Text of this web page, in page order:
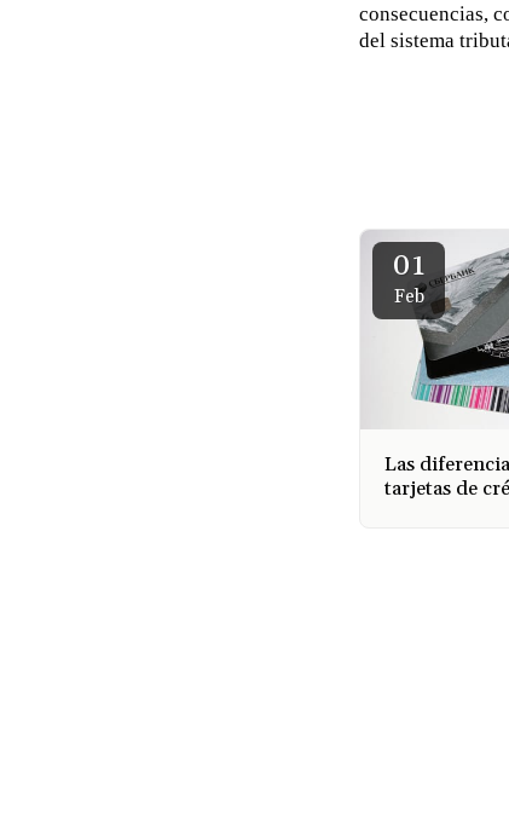
consecuencias,
del sistema
01
Feb
Las
tarjetas de